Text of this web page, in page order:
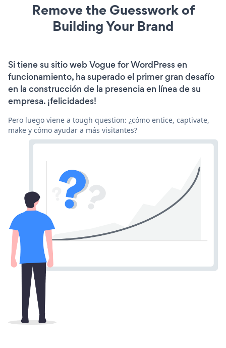
Remove the Guesswork of
Building Your Brand
Si tiene su sitio web Vogue for WordPress en
funcionamiento, ha superado el primer gran desafío
en la construcción de la presencia en línea de su
empresa. ¡felicidades!
Pero luego viene a tough question: ¿cómo entice, captivate,
make y cómo ayudar a más visitantes?